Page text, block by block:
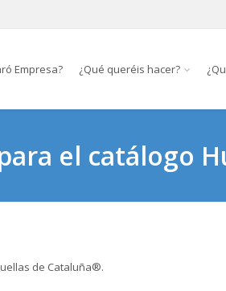
Empresa? ¿Qué queréis hacer?
el catálogo
de Cataluña®.